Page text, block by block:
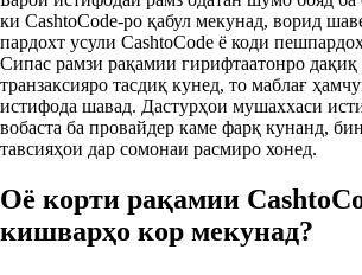
ки CashtoCode-ро қабул мекунад, ворид
пардохт усули CashtoCode ё коди
Сипас рамзи рақамии гирифтаатонро дақиқ
транзаксияро тасдиқ кунед, то маблағ
истифода шавад. Дастурҳои мушаххаси
вобаста ба провайдер каме фарқ кунанд,
тавсияҳои дар сомонаи расмиро хонед.
Оё корти рақамии
кишварҳо кор мекунад?